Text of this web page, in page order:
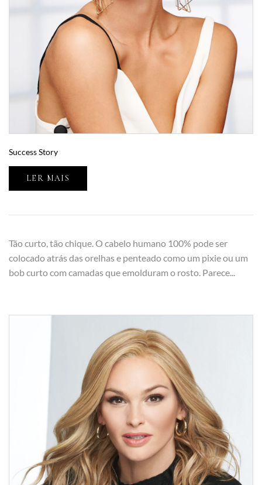
Success Story
LER MAIS
Tão curto, tão chique. O cabelo humano 100% pode ser
colocado atrás das orelhas e penteado como um pixie ou um
bob curto com camadas que emolduram o rosto. Parece...